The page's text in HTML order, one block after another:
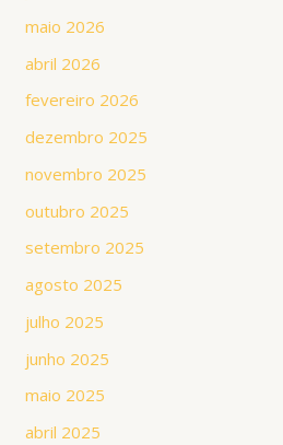
maio 2026
abril 2026
fevereiro 2026
dezembro 2025
novembro 2025
outubro 2025
setembro 2025
agosto 2025
julho 2025
junho 2025
maio 2025
abril 2025